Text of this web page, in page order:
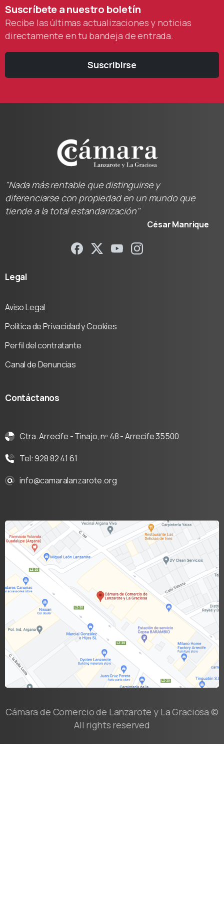
Suscríbeteanuestro boletín
Recibe las últimas actualizaciones y noticias
directamente en tu bandeja de entrada.
Suscribirse
"Nada más rentable que distinguirse y
diferenciarse con propiedad en un mundo que
tiende a la total estandarización"
César Manrique
Legal
Aviso Legal
Política de Privacidad y Cookies
Perfil del contratante
Canal de Denuncias
Contáctanos
Ctra. Arrecife - Tinajo, nº 48 - Arrecife 35500
Tel: 928 82 41 61
info@camaralanzarote.org
Cámara de Comercio de Lanzarote y La Graciosa ©
All rights reserved